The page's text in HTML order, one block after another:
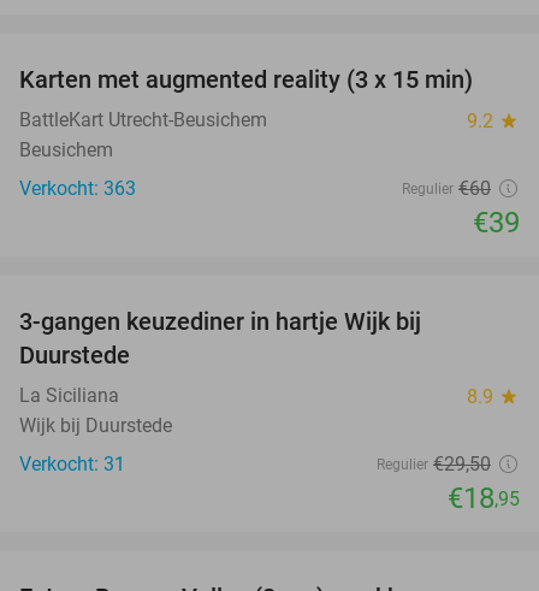
35%
Karten met augmented reality (3 x 15 min)
BattleKart Utrecht-Beusichem 9.2 star
Beusichem
Verkocht: 363
Regulier €60
€39
3-gangen keuzediner in hartje Wijk bij
Duurstede
La Siciliana 8.9 star
Wijk bij Duurstede
Verkocht: 31
Regulier €29,50
€18,95